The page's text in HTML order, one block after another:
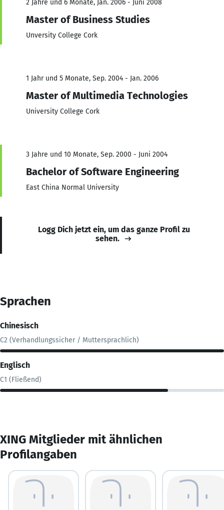
2 Jahre und 6 Monate, Jan. 2006 - Juni 2008
Master of Business Studies
Unversity College Cork
1 Jahr und 5 Monate, Sep. 2004 - Jan. 2006
Master of Multimedia Technologies
University College Cork
3 Jahre und 10 Monate, Sep. 2000 - Juni 2004
Bachelor of Software Engineering
East China Normal University
Logg Dich jetzt ein, um das ganze Profil zu
sehen.
Sprachen
Chinesisch
C2 (Verhandlungssicher / Muttersprachlich)
Englisch
C1 (Fließend)
XING Mitglieder mit ähnlichen
Profilangaben